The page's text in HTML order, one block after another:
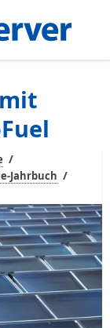
/
Jahrbuch /